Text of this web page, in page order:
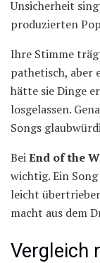
Unsicherheit
produzierten
Ihre Stimme
pathetisch, aber
hätte sie Dinge
losgelassen.
Songs
BeiEnd of the
wichtig. Ein
leicht
macht aus dem
Vergleich